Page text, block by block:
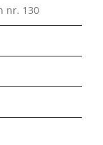
nr. 130